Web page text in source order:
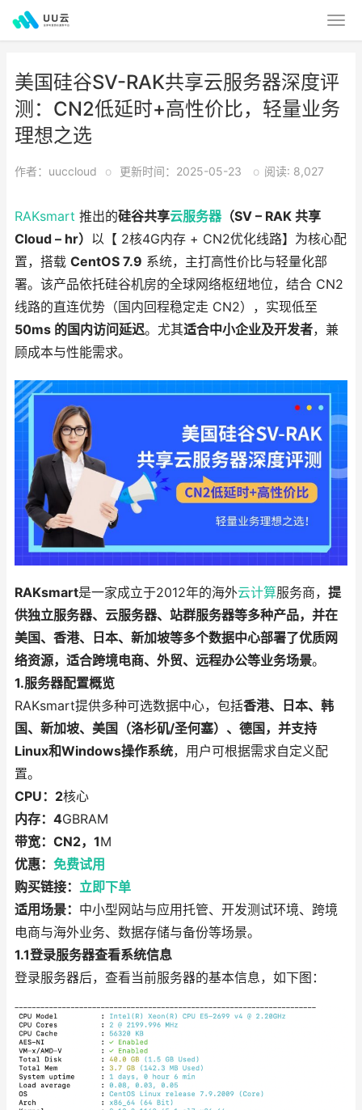
美国硅谷SV-RAK共享云服务器深度评
测：CN2低延时+高性价比，轻量业务
理想之选
作者：uuccloud o 更新时间：2025-05-23 o 阅读: 8,027
RAKsmart 推出的硅谷共享云服务器（SV – RAK 共享
Cloud – hr） 以【 2核4G内存 + CN2优化线路】为核心配
置，搭载 CentOS 7.9 系统，主打高性价比与轻量化部
署。该产品依托硅谷机房的全球网络枢纽地位，结合 CN2
线路的直连优势（国内回程稳定走 CN2），实现低至
50ms 的国内访问延迟。尤其适合中小企业及开发者，兼
顾成本与性能需求。
RAKsmart是一家成立于2012年的海外云计算服务商， 提
供独立服务器、云服务器、站群服务器等多种产品，并在
美国、香港、日本、新加坡等多个数据中心部署了优质网
络资源，适合跨境电商、外贸、远程办公等业务场景。
1.服务器配置概览
RAKsmart提供多种可选数据中心，包括香港、日本、韩
国、新加坡、美国（洛杉矶/圣何塞）、德国，并支持
Linux和Windows操作系统，用户可根据需求自定义配
置。
CPU：2核心
内存：4GBRAM
带宽：CN2，1M
优惠： 免费试用
购买链接： 立即下单
适用场景： 中小型网站与应用托管、开发测试环境、跨境
电商与海外业务、数据存储与备份等场景。
1.1登录服务器查看系统信息
登录服务器后，查看当前服务器的基本信息，如下图：